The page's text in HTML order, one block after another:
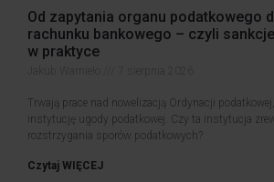
Od zapytania organu podatkowego
rachunku bankowego – czyli
w praktyce
Trwają prace nad nowelizacją Ordynacji
instytucję ugody podatkowej. Czy ta instytucja
rozstrzygania sporów podatkowych?
Czytaj WIĘCEJ